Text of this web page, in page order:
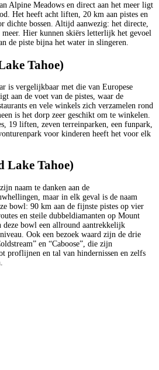
Alpine Meadows en direct aan het meer ligt
Het heeft acht liften, 20 km aan pistes en
dichte bossen. Altijd aanwezig: het directe,
Hier kunnen skiërs letterlijk het gevoel
de piste bijna het water in slingeren.
Tahoe)
is vergelijkbaar met die van Europese
aan de voet van de pistes, waar de
en vele winkels zich verzamelen rond
is het dorp zeer geschikt om te winkelen.
19 liften, zeven terreinparken, een funpark,
voor kinderen heeft het voor elk
Lake Tahoe)
naam te danken aan de
maar in elk geval is de naam
bowl: 90 km aan de fijnste pistes op vier
en steile dubbeldiamanten op Mount
bowl een allround aantrekkelijk
Ook een bezoek waard zijn de drie
en “Caboose”, die zijn
proflijnen en tal van hindernissen en zelfs